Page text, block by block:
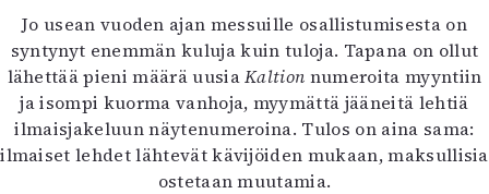
Kirjat
In English
Esitystaide
Arkisto
Lehdet
Jo usean vuoden ajan messuille osallistumisesta on
syntynyt enemmän kuluja kuin tuloja. Tapana on ollut
lähettää pieni määrä uusiaKaltion numeroita myyntiin
ja isompi kuorma vanhoja, myymättä jääneitä lehtiä
ilmaisjakeluun näytenumeroina. Tulos on aina sama:
ilmaiset lehdet lähtevät kävijöiden mukaan, maksullisia
ostetaan muutamia.